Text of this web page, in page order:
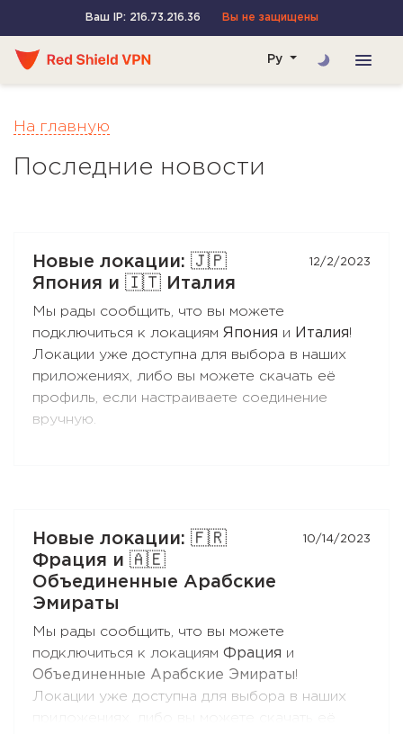
Ваш IP: 216.73.216.36 Вы не защищены
Ру
На главную
Последние новости
Новые локации: 🇯🇵
Япония и 🇮🇹 Италия
12/2/2023
Мы рады сообщить, что вы можете
подключиться к локациям Япония и Италия!
Локации уже доступна для выбора в наших
приложениях, либо вы можете скачать её
профиль, если настраиваете соединение
вручную.
Новые локации: 🇫🇷
Фрация и 🇦🇪
Объединенные Арабские
Эмираты
10/14/2023
Мы рады сообщить, что вы можете
подключиться к локациям Фрация и
Объединенные Арабские Эмираты!
Локации уже доступна для выбора в наших